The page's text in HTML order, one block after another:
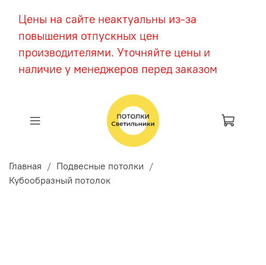
Цены на сайте неактуальны из-за
повышения отпускных цен
производителями. Уточняйте цены и
наличие у менеджеров перед заказом
Главная
Подвесные потолки
Кубообразный потолок